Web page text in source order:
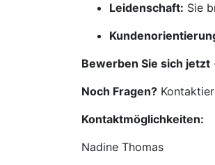
Leidenschaft: Sie
Bewerben Sie sich jetzt
Noch Fragen?
Kontaktmöglichkeiten:
Nadine Thomas